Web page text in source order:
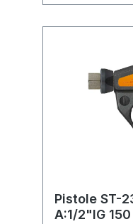
Pistole ST-
A:1/2"IG